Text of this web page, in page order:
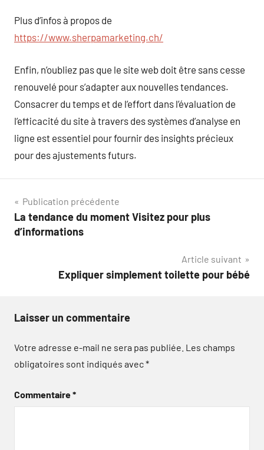
Plus d’infos à propos de
https://www.sherpamarketing.ch/
Enfin, n’oubliez pas que le site web doit être sans cesse
renouvelé pour s’adapter aux nouvelles tendances.
Consacrer du temps et de l’effort dans l’évaluation de
l’efficacité du site à travers des systèmes d’analyse en
ligne est essentiel pour fournir des insights précieux
pour des ajustements futurs.
Navigation
de
Publication précédente
La tendance du moment Visitez pour plus
d’informations
Article suivant
Expliquer simplement toilette pour bébé
Laisser un commentaire
Votre adresse e-mail ne sera pas publiée. Les champs
obligatoires sont indiqués avec*
Commentaire*